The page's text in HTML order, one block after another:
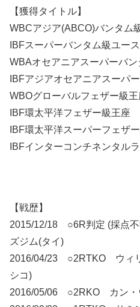
【獲得タイトル】
WBCアジア(ABCO)バンタム
IBFスーパーバンタム級ユー
WBAオセアニアスーパーバン
IBFアジアオセアニアスーパ
WBOグローバルフェザー級王
IBF環太平洋フェザー級王座
IBF環太平洋スーパーフェザ
IBFインターコンチネンタル
【戦歴】
2015/12/18 ○6R判定 (採点
ズジム(タイ)
2016/04/23 ○2RTKO ウィ
シコ)
2016/05/06 ○2RKO カン・